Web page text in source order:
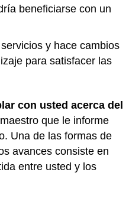
beneficiarse con un
y hace cambios
para satisfacer las
con usted acerca del
que le informe
Una de las formas de
avances consiste en
entre usted y los